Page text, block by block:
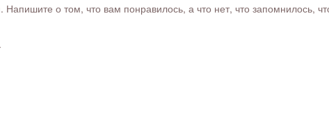
о том, что вам понравилось, а что нет, что запомнилось,